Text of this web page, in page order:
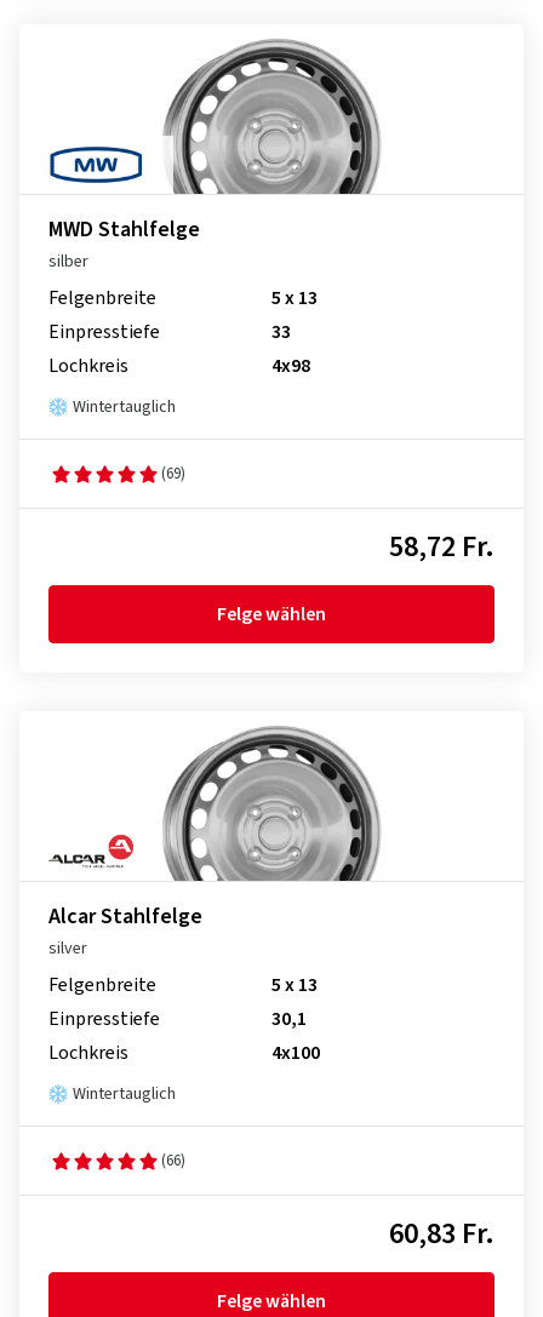
MWD Stahlfelge
silber
Felgenbreite
5 x 13
Einpresstiefe
33
Lochkreis
4x98
Wintertauglich
(69)
58,72 Fr.
Felge wählen
Alcar Stahlfelge
silver
Felgenbreite
5 x 13
Einpresstiefe
30,1
Lochkreis
4x100
Wintertauglich
(66)
60,83 Fr.
Felge wählen